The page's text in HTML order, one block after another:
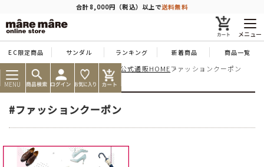
合計8,000円（税込）以上で送料無料
メニュー
EC限定商品 サンダル ランキング 新着商品 商品一覧
MENU
痛くならない靴ならマーレマーレ公式通販HOMEファッションクーポン
#ファッションクーポン
商品を探す
人気ワード #コンフォート #パンプス #スニーカー #ブーツ
タイプ
カテゴリー